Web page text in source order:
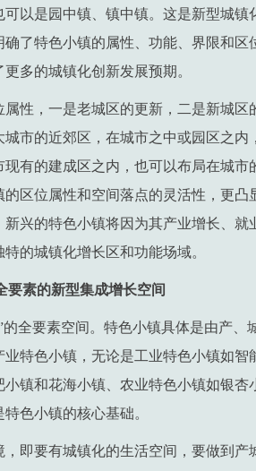
以是园中镇、镇中镇。这是新型城镇
了特色小镇的属性、功能、界限和区
多的城镇化创新发展预期。
性，一是老城区的更新，二是新城区
市的近郊区，在城市之中或园区之内
有的建成区之内，也可以布局在城市
区位属性和空间落点的灵活性，更凸
兴的特色小镇将因为其产业增长、就
的城镇化增长区和功能场域。
要素的新型集成增长空间
全要素空间。特色小镇具体是由产、
特色小镇，无论是工业特色小镇如智
镇和花海小镇、农业特色小镇如银杏
色小镇的核心基础。
即要有城镇化的生活空间，要做到产